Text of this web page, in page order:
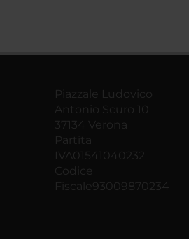
Piazzale Ludovico
Antonio Scuro 10
37134 Verona
Partita
IVA01541040232
Codice
Fiscale93009870234